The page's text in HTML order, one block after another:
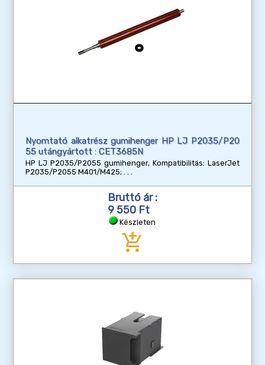
Nyomtató alkatrész gumihenger HP LJ P2035/P20
55 utángyártott : CET3685N
HP LJ P2035/P2055 gumihenger, Kompatibilitás: LaserJet
P2035/P2055 M401/M425;
Bruttó ár :
9 550 Ft
Készleten
add_shopping_cart